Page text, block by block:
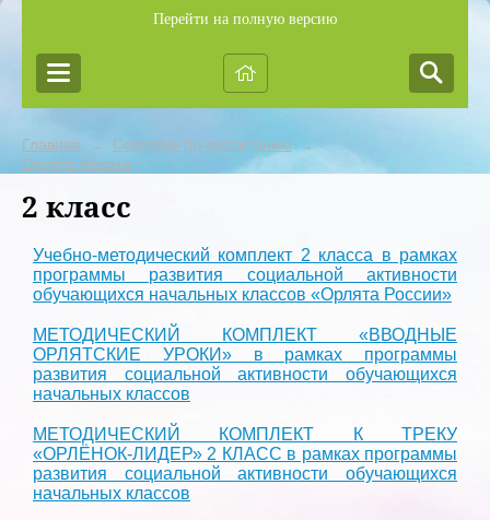
Перейти на полную версию
Главная → Советник по воспитанию →
Орлята России
2 класс
Учебно-методический комплект 2 класса в рамках
программы развития социальной активности
обучающихся начальных классов «Орлята России»
МЕТОДИЧЕСКИЙ КОМПЛЕКТ «ВВОДНЫЕ
ОРЛЯТСКИЕ УРОКИ» в рамках программы
развития социальной активности обучающихся
начальных классов
МЕТОДИЧЕСКИЙ КОМПЛЕКТ К ТРЕКУ
«ОРЛЁНОК-ЛИДЕР» 2 КЛАСС в рамках программы
развития социальной активности обучающихся
начальных классов